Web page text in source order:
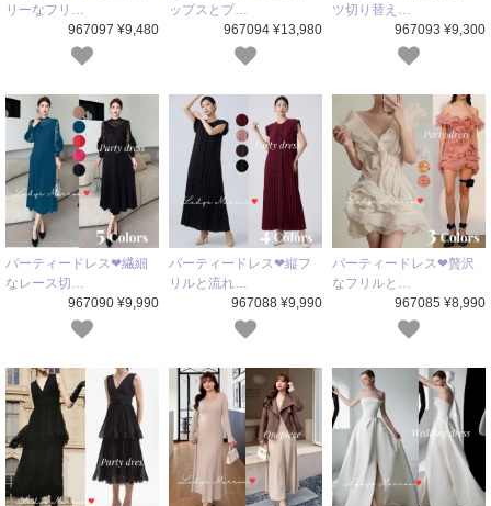
リーなフリ…
967097 ¥9,480
ップスとプ…
967094 ¥13,980
ツ切り替え…
967093 ¥9,300
パーティードレス❤繊細
なレース切…
967090 ¥9,990
パーティードレス❤縦フ
リルと流れ…
967088 ¥9,990
パーティードレス❤贅沢
なフリルと…
967085 ¥8,990